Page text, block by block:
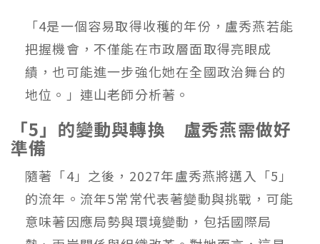
「4是一個容易取得收穫的年份，盧秀燕若能
把握機會，不僅能在市政層面取得亮眼成
績，也可能進一步強化她在全國政治舞台的
地位。」連山老師分析著。
「5」的變動與轉換 盧秀燕需做好
準備
隨著「4」之後，2027年盧秀燕將邁入「5」
的流年。流年5常常代表著變動與挑戰，可能
意味著因應局勢與環境變動，包括國際局